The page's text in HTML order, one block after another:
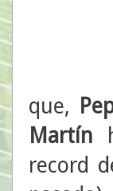
que,
Martín
record